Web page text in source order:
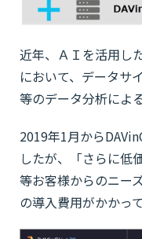
近年、ＡＩを活用し
において、データサ
等のデータ分析によ
2019年1月から
したが、「さらに低
等お客様からのニー
の導入費用がかかっ